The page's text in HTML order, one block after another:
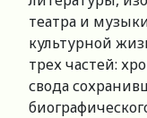
театра и
культурной
трех частей:
свода